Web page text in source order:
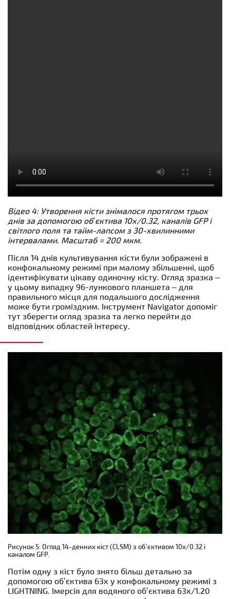
Відео 4: Утворення кісти знімалося протягом трьох
днів за допомогою об’єктива 10x/0.32, каналів GFP і
світлого поля та тайм-лапсом з 30-хвилинними
інтервалами. Масштаб = 200 мкм.
Після 14 днів культивування кісти були зображені в
конфокальному режимі при малому збільшенні, щоб
ідентифікувати цікаву одиночну кісту. Огляд зразка –
у цьому випадку 96-лункового планшета – для
правильного місця для подальшого дослідження
може бути громіздким. Інструмент Navigator допоміг
тут зберегти огляд зразка та легко перейти до
відповідних областей інтересу.
Рисунок 5: Огляд 14-денних кіст (CLSM) з об’єктивом 10x/0.32 і
каналом GFP.
Потім одну з кіст було знято більш детально за
допомогою об’єктива 63x у конфокальному режимі з
LIGHTNING. Імерсія для водяного об’єктива 63x/1.20